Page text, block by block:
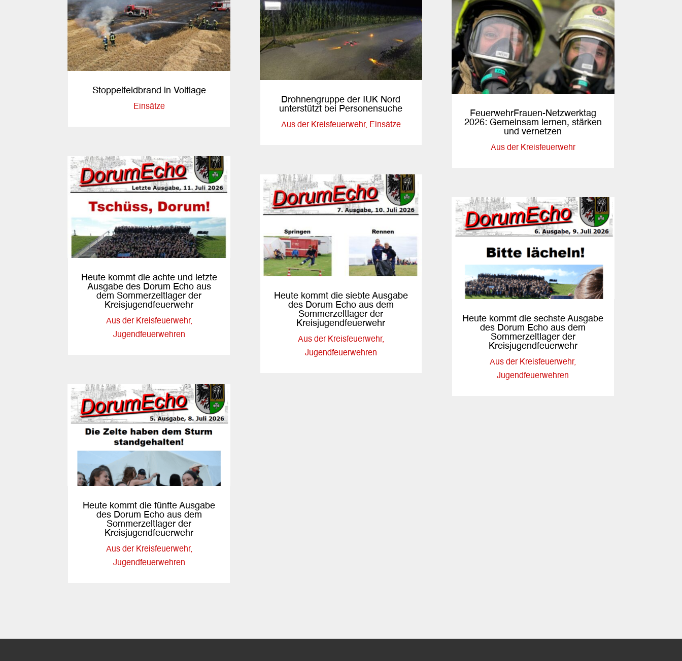
Stoppelfeldbrand in Voltlage
Einsätze
Heute kommt die achte und letzte
Ausgabe des Dorum Echo aus
dem Sommerzeltlager der
Kreisjugendfeuerwehr
Aus der Kreisfeuerwehr,
Jugendfeuerwehren
Heute kommt die fünfte Ausgabe
des Dorum Echo aus dem
Sommerzeltlager der
Kreisjugendfeuerwehr
Aus der Kreisfeuerwehr,
Jugendfeuerwehren
Drohnengruppe der IUK Nord
unterstützt bei Personensuche
Aus der Kreisfeuerwehr, Einsätze
Heute kommt die siebte Ausgabe
des Dorum Echo aus dem
Sommerzeltlager der
Kreisjugendfeuerwehr
Aus der Kreisfeuerwehr,
Jugendfeuerwehren
FeuerwehrFrauen-Netzwerktag
2026: Gemeinsam lernen, stärken
und vernetzen
Aus der Kreisfeuerwehr
Heute kommt die sechste Ausgabe
des Dorum Echo aus dem
Sommerzeltlager der
Kreisjugendfeuerwehr
Aus der Kreisfeuerwehr,
Jugendfeuerwehren